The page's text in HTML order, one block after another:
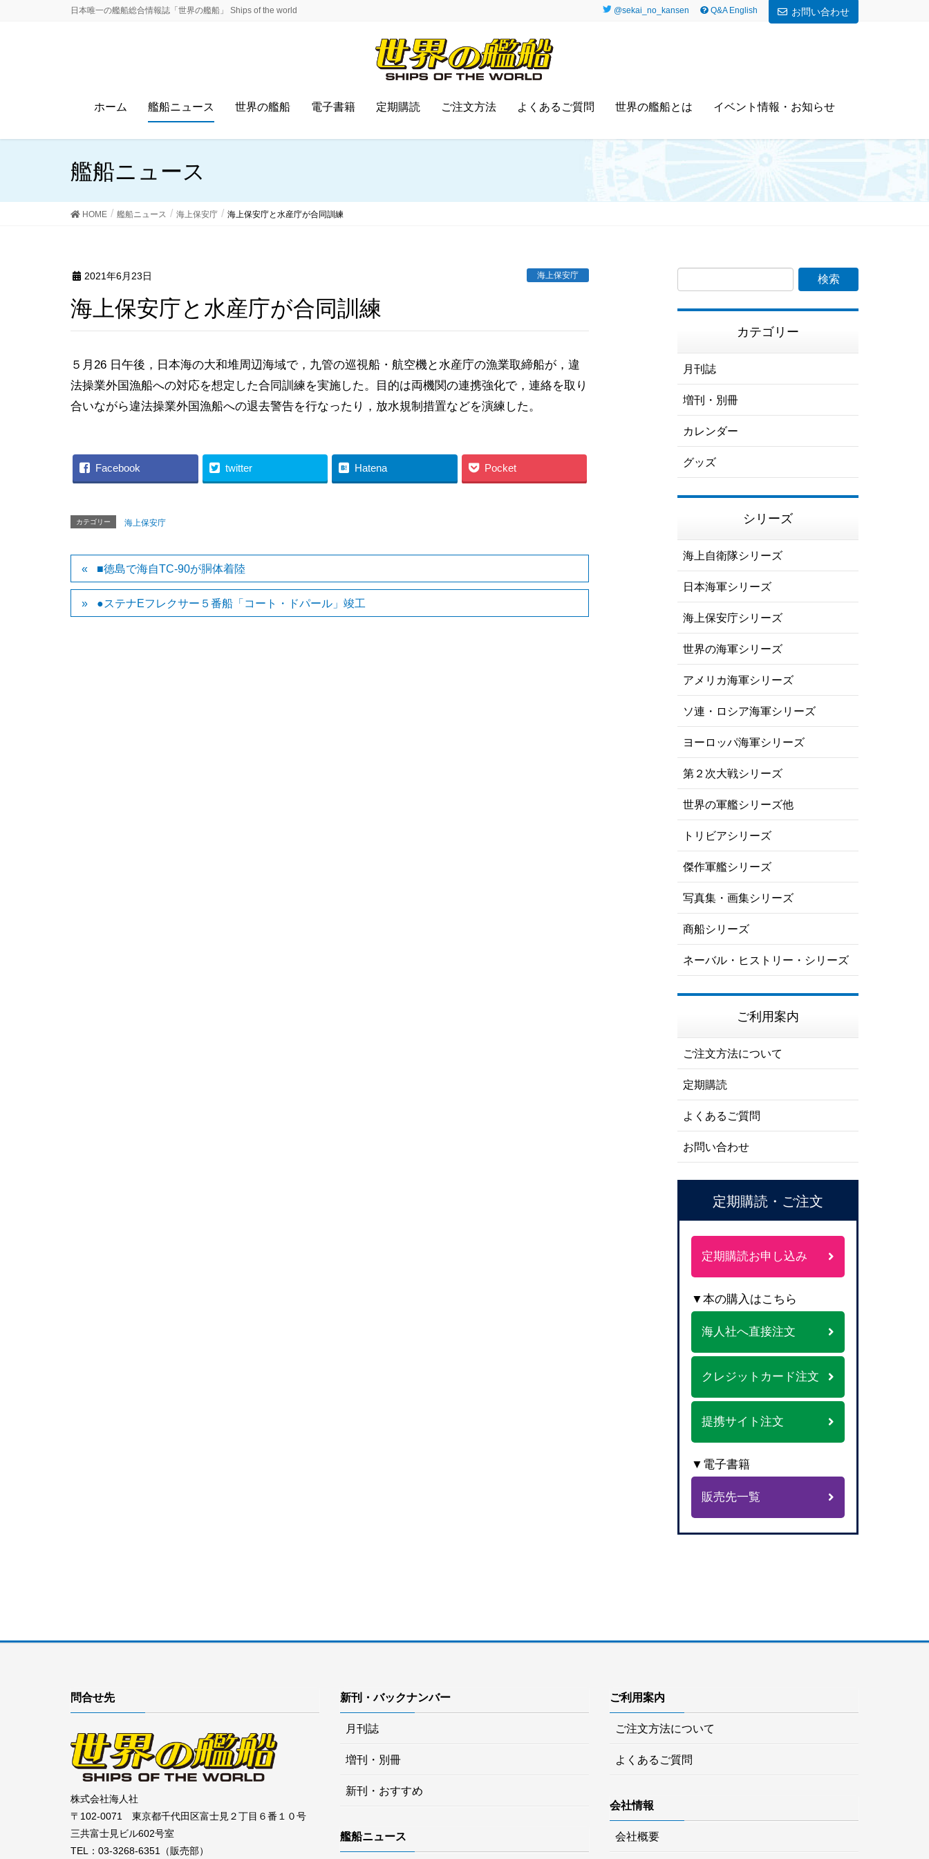
日本唯一の艦船総合情報誌「世界の艦船」 Ships of the world @sekai_no_kansen Q&A English お問い合わせ
ホーム 艦船ニュース 世界の艦船 電子書籍 定期購読 ご注文方法 よくあるご質問 世界の艦船とは イベント情報・お知らせ
艦船ニュース
HOME 艦船ニュース 海上保安庁 海上保安庁と水産庁が合同訓練
2021年6月23日 海上保安庁
海上保安庁と水産庁が合同訓練
５月26 日午後，日本海の大和堆周辺海域で，九管の巡視船・航空機と水産庁の漁業取締船が，違
法操業外国漁船への対応を想定した合同訓練を実施した。目的は両機関の連携強化で，連絡を取り
合いながら違法操業外国漁船への退去警告を行なったり，放水規制措置などを演練した。
Facebook twitter Hatena Pocket
カテゴリー 海上保安庁
■徳島で海自TC-90が胴体着陸
●ステナEフレクサー５番船「コート・ドパール」竣工
カテゴリー
月刊誌
増刊・別冊
カレンダー
グッズ
シリーズ
海上自衛隊シリーズ
日本海軍シリーズ
海上保安庁シリーズ
世界の海軍シリーズ
アメリカ海軍シリーズ
ソ連・ロシア海軍シリーズ
ヨーロッパ海軍シリーズ
第２次大戦シリーズ
世界の軍艦シリーズ他
トリビアシリーズ
傑作軍艦シリーズ
写真集・画集シリーズ
商船シリーズ
ネーバル・ヒストリー・シリーズ
ご利用案内
ご注文方法について
定期購読
よくあるご質問
お問い合わせ
定期購読・ご注文
定期購読お申し込み
▼本の購入はこちら
海人社へ直接注文
クレジットカード注文
提携サイト注文
▼電子書籍
販売先一覧
問合せ先
株式会社海人社
〒102-0071 東京都千代田区富士見２丁目６番１０号
三共富士見ビル602号室
TEL：03-3268-6351（販売部）
新刊・バックナンバー
月刊誌
増刊・別冊
新刊・おすすめ
艦船ニュース
ご利用案内
ご注文方法について
よくあるご質問
会社情報
会社概要